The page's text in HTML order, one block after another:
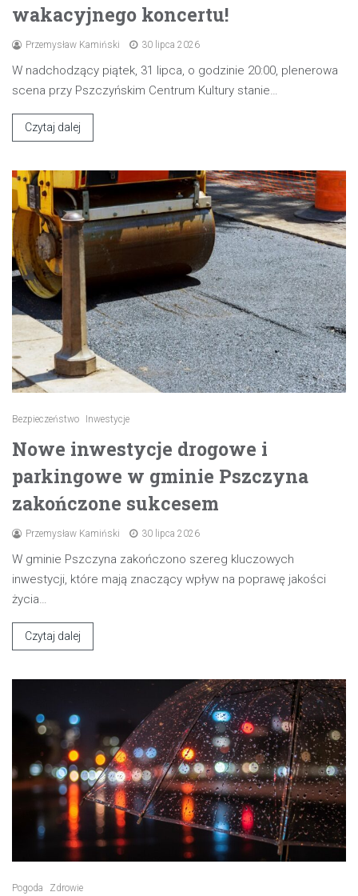
wakacyjnego koncertu!
Przemysław Kamiński 30 lipca 2026
W nadchodzący piątek, 31 lipca, o godzinie 20:00, plenerowa
scena przy Pszczyńskim Centrum Kultury stanie…
Czytaj dalej
Bezpieczeństwo Inwestycje
Nowe inwestycje drogowe i
parkingowe w gminie Pszczyna
zakończone sukcesem
Przemysław Kamiński 30 lipca 2026
W gminie Pszczyna zakończono szereg kluczowych
inwestycji, które mają znaczący wpływ na poprawę jakości
życia…
Czytaj dalej
Pogoda Zdrowie